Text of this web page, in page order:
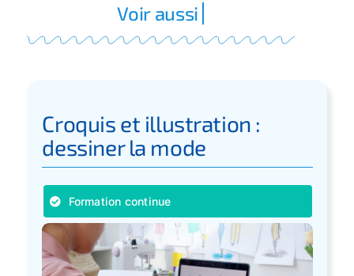
Croquis et illustration :
dessiner la mode
Formation continue